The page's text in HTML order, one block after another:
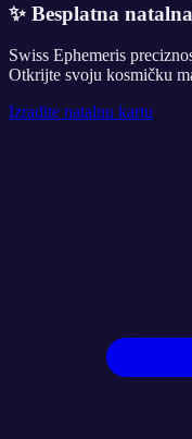
✨ Besplatna
Swiss Ephemeris
Otkrijte svoju kosmičku
Izradite natalnu kartu